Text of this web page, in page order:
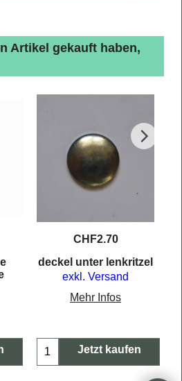
Artikel gekauft haben,
CHF2.70
deckel unter lenkritzel
exkl. Versand
Mehr Infos
Jetzt kaufen